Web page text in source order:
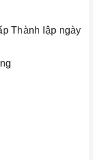
Thành lập ngày